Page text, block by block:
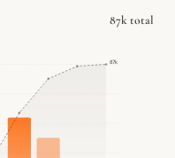
87k total
87k